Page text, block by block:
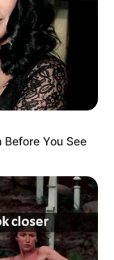
hatte
gelehrt. Die
auch mal
weitere Kalauer
& Kontakt
Startseite
Before You See